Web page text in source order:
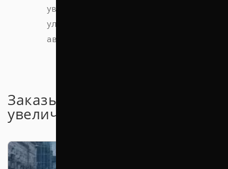
увеличить дорожный просвет и
улучшить проходимость вашего
автомобиля
Заказывайте проставки для
увеличения клиренса